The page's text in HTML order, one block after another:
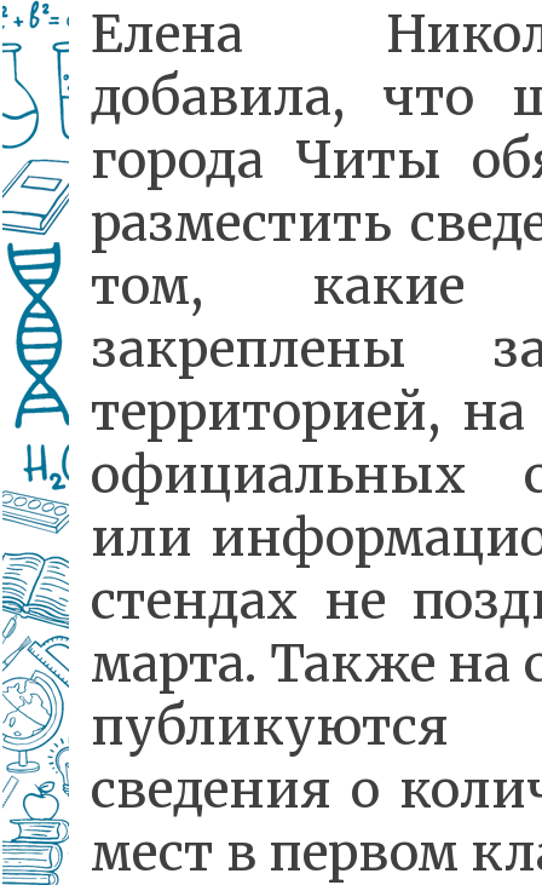
Елена
добавила, что
города Читы
разместить
том, какие
закреплены
территорией,
официальных
или
стендах не
марта. Также на
публикуются
сведения о
мест в первом